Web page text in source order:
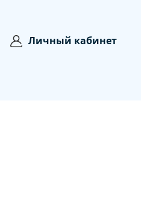
Личный кабинет